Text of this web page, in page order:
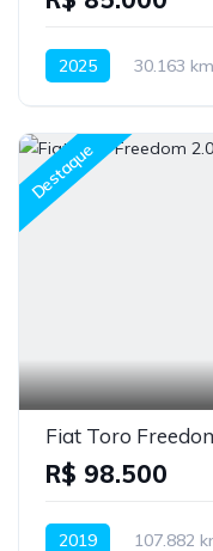
2025 30.163 km
Destaque
Fiat Toro
R$ 98.500
2019 107.882